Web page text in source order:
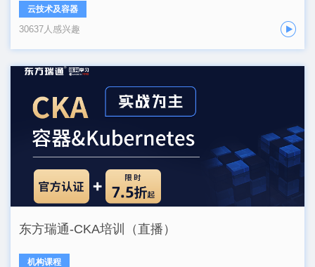
云技术及容器
30637人感兴趣
东方瑞通-CKA培训（直播）
机构课程